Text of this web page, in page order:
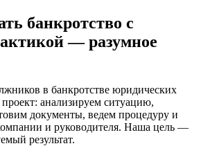
банкротство с
— разумное
в банкротстве юридических
анализируем ситуацию,
документы, ведем процедуру и
и руководителя. Наша цель —
результат.